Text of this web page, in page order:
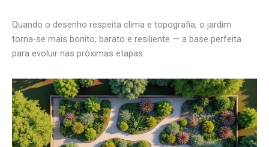
Quando o desenho respeita clima e topografia, o jardim
torna-se mais bonito, barato e resiliente — a base perfeita
para evoluir nas próximas etapas.